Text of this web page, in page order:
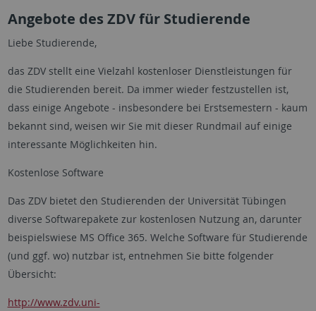
Angebote des ZDV für Studierende
Liebe Studierende,
das ZDV stellt eine Vielzahl kostenloser Dienstleistungen für
die Studierenden bereit. Da immer wieder festzustellen ist,
dass einige Angebote - insbesondere bei Erstsemestern - kaum
bekannt sind, weisen wir Sie mit dieser Rundmail auf einige
interessante Möglichkeiten hin.
Kostenlose Software
Das ZDV bietet den Studierenden der Universität Tübingen
diverse Softwarepakete zur kostenlosen Nutzung an, darunter
beispielswiese MS Office 365. Welche Software für Studierende
(und ggf. wo) nutzbar ist, entnehmen Sie bitte folgender
Übersicht:
http://www.zdv.uni-